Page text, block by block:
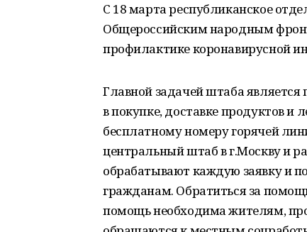
С 18 марта республиканское
Общероссийским народным
профилактике коронавирусной
Главной задачей штаба
в покупке, доставке продуктов и
бесплатному номеру горячей
центральный штаб в г.Москву и
обрабатывают каждую заявку и
гражданам. Обратиться за
помощь необходима жителям,